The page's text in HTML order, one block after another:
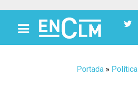
Portada » Política